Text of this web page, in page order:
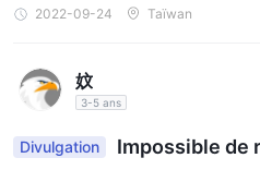
2022-09-24 Taïwan
妏
3-5 ans
Divulgation Impossible de